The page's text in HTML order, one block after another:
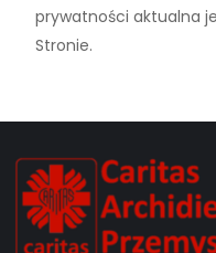
prywatności aktualna
Stronie.